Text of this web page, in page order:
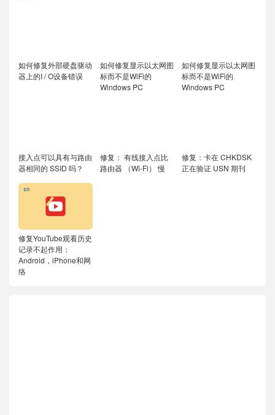
如何修复外部硬盘驱动
器上的I / O设备错误
如何修复显示以太网图
标而不是WiFi的
Windows PC
如何修复显示以太网图
标而不是WiFi的
Windows PC
接入点可以具有与路由
器相同的 SSID 吗？
修复： 有线接入点比
路由器 （Wi-Fi） 慢
修复：卡在 CHKDSK
正在验证 USN 期刊
修复YouTube观看历史
记录不起作用：
Android，iPhone和网
络